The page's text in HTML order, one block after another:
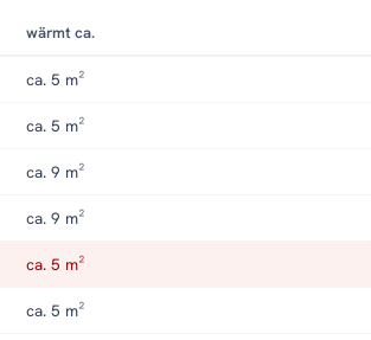
wärmt ca.
ca. 5 m²
ca. 5 m²
ca. 9 m²
ca. 9 m²
ca. 5 m²
ca. 5 m²